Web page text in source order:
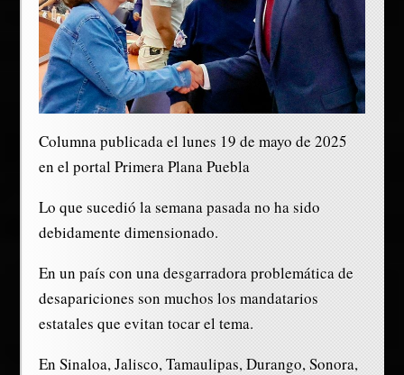
Columna publicada el lunes 19 de mayo de 2025
en el portal Primera Plana Puebla
Lo que sucedió la semana pasada no ha sido
debidamente dimensionado.
En un país con una desgarradora problemática de
desapariciones son muchos los mandatarios
estatales que evitan tocar el tema.
En Sinaloa, Jalisco, Tamaulipas, Durango, Sonora,